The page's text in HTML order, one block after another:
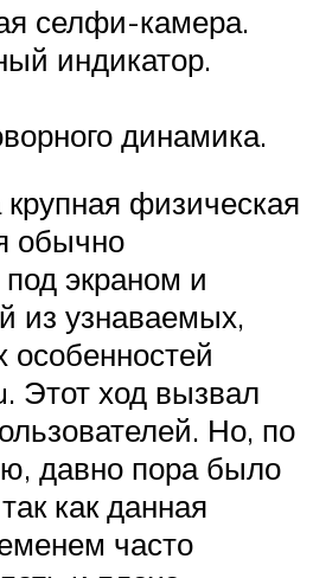
селфи-камера.
индикатор.
динамика.
физическая
обычно
экраном и
из узнаваемых,
особенностей
Этот ход вызвал
Но, по
давно пора было
как данная
часто